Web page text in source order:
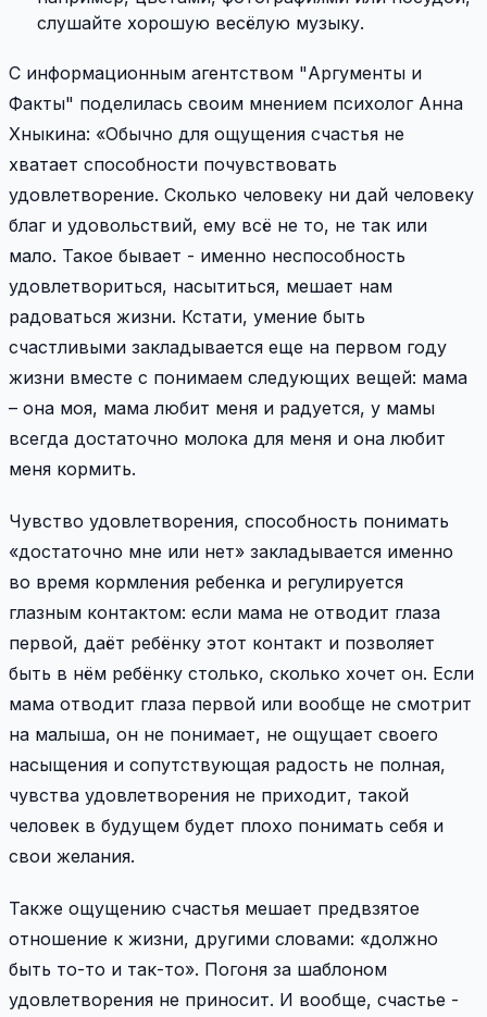
слушайте хорошую весёлую музыку.
С информационным агентством "Аргументы и
Факты" поделилась своим мнением психолог Анна
Хныкина: «Обычно для ощущения счастья не
хватает способности почувствовать
удовлетворение. Сколько человеку ни дай человеку
благ и удовольствий, ему всё не то, не так или
мало. Такое бывает - именно неспособность
удовлетвориться, насытиться, мешает нам
радоваться жизни. Кстати, умение быть
счастливыми закладывается еще на первом году
жизни вместе с понимаем следующих вещей: мама
– она моя, мама любит меня и радуется, у мамы
всегда достаточно молока для меня и она любит
меня кормить.
Чувство удовлетворения, способность понимать
«достаточно мне или нет» закладывается именно
во время кормления ребенка и регулируется
глазным контактом: если мама не отводит глаза
первой, даёт ребёнку этот контакт и позволяет
быть в нём ребёнку столько, сколько хочет он. Если
мама отводит глаза первой или вообще не смотрит
на малыша, он не понимает, не ощущает своего
насыщения и сопутствующая радость не полная,
чувства удовлетворения не приходит, такой
человек в будущем будет плохо понимать себя и
свои желания.
Также ощущению счастья мешает предвзятое
отношение к жизни, другими словами: «должно
быть то-то и так-то». Погоня за шаблоном
удовлетворения не приносит. И вообще, счастье -